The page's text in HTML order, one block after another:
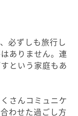
必ずしも旅行し
ありません。連
という家庭もあ
さんコミュニケ
わせた過ごし方